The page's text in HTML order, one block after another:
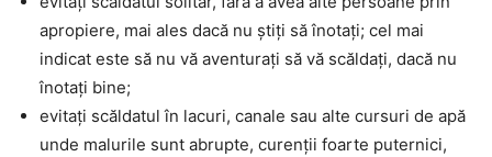
apropiere, mai ales dacă nu ştiţi să înotaţi; cel mai
indicat este să nu vă aventuraţi să vă scăldaţi, dacă nu
înotaţi bine;
evitaţi scăldatul în lacuri, canale sau alte cursuri de apă
unde malurile sunt abrupte, curenţii foarte puternici,